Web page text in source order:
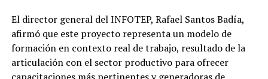
El director general del INFOTEP, Rafael Santos Badía,
afirmó que este proyecto representa un modelo de
formación en contexto real de trabajo, resultado de la
articulación con el sector productivo para ofrecer